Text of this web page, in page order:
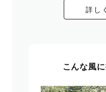
詳し
こんな風